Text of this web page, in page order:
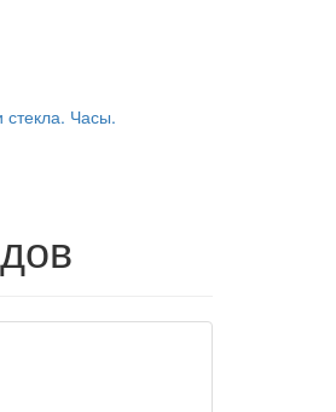
стекла. Часы.